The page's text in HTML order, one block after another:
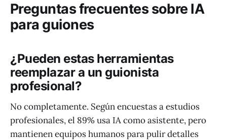
Preguntas frecuentes sobre IA
para guiones
¿Pueden estas herramientas
reemplazar a un guionista
profesional?
No completamente. Según encuestas a estudios
profesionales, el 89% usa IA como asistente, pero
mantienen equipos humanos para pulir detalles